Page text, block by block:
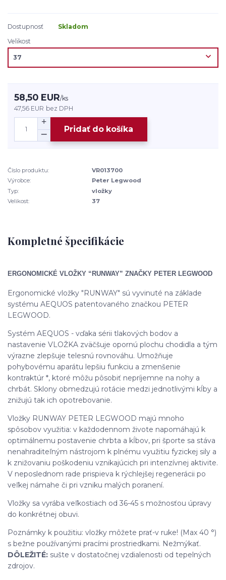
Dostupnosť
Skladom
Velikost
58,50 EUR/ks
47,56 EUR bez DPH
Pridať do košíka
Číslo produktu:
VR013700
Výrobce:
Peter Legwood
Typ:
vložky
Velikost:
37
Kompletné špecifikácie
ERGONOMICKÉ VLOŽKY “RUNWAY” ZNAČKY PETER LEGWOOD
Ergonomické vložky "RUNWAY" sú vyvinuté na základe
systému AEQUOS patentovaného značkou PETER
LEGWOOD.
Systém AEQUOS - vďaka sérii tlakových bodov a
nastavenie VLOŽKA zväčšuje opornú plochu chodidla a tým
výrazne zlepšuje telesnú rovnováhu. Umožňuje
pohybovému aparátu lepšiu funkciu a zmenšenie
kontraktúr *, ktoré môžu pôsobiť nepríjemne na nohy a
chrbát. Sklony obmedzujú rotácie medzi jednotlivými kĺby a
znižujú tak ich opotrebovanie.
Vložky RUNWAY PETER LEGWOOD majú mnoho
spôsobov využitia: v každodennom živote napomáhajú k
optimálnemu postavenie chrbta a kĺbov, pri športe sa stáva
nenahraditeľným nástrojom k plnému využitiu fyzickej sily a
k znižovaniu poškodeniu vznikajúcich pri intenzívnej aktivite.
V neposlednom rade prispieva k rýchlejšej regenerácii po
veľkej námahe či pri vzniku malých poranení.
Vložky sa vyrába veľkostiach od 36-45 s možnosťou úpravy
do konkrétnej obuvi.
Poznámky k použitiu: vložky môžete prať-v ruke! (Max 40 °)
s bežne používanými pracími prostriedkami. Nežmýkať.
DÔLEŽITÉ: sušte v dostatočnej vzdialenosti od tepelných
zdrojov.